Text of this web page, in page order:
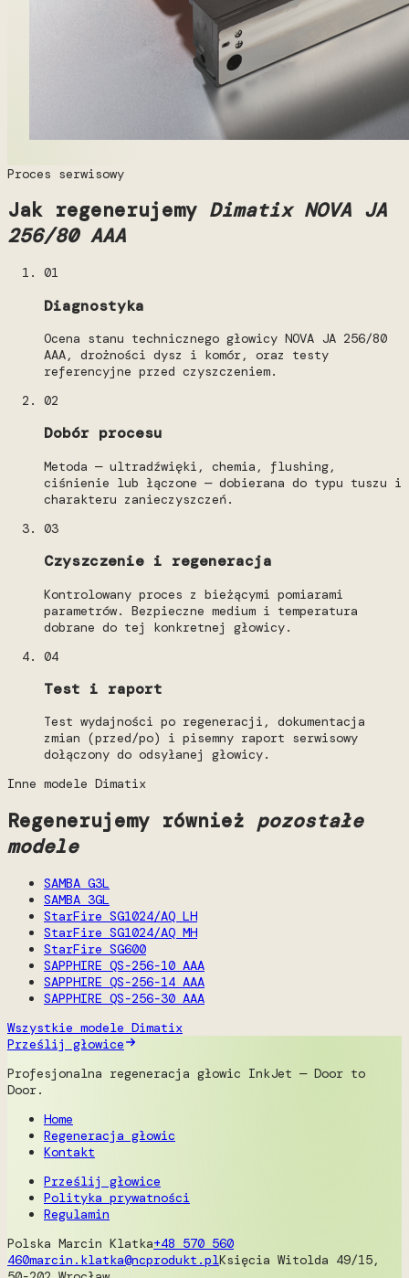
Proces serwisowy
Jak regenerujemy Dimatix NOVA JA
256/80 AAA
01
Diagnostyka
Ocena stanu technicznego głowicy NOVA JA 256/80
AAA, drożności dysz i komór, oraz testy
referencyjne przed czyszczeniem.
02
Dobór procesu
Metoda — ultradźwięki, chemia, flushing,
ciśnienie lub łączone — dobierana do typu tuszu i
charakteru zanieczyszczeń.
03
Czyszczenie i regeneracja
Kontrolowany proces z bieżącymi pomiarami
parametrów. Bezpieczne medium i temperatura
dobrane do tej konkretnej głowicy.
04
Test i raport
Test wydajności po regeneracji, dokumentacja
zmian (przed/po) i pisemny raport serwisowy
dołączony do odsyłanej głowicy.
Inne modele Dimatix
Regenerujemy również pozostałe
modele
SAMBA G3L
SAMBA 3GL
StarFire SG1024/AQ LH
StarFire SG1024/AQ MH
StarFire SG600
SAPPHIRE QS-256-10 AAA
SAPPHIRE QS-256-14 AAA
SAPPHIRE QS-256-30 AAA
Wszystkie modele Dimatix
Prześlij głowice
Profesjonalna regeneracja głowic InkJet — Door to
Door.
Home
Regeneracja głowic
Kontakt
Prześlij głowice
Polityka prywatności
Regulamin
Polska Marcin Klatka+48 570 560
460marcin.klatka@ncprodukt.plKsięcia Witolda 49/15,